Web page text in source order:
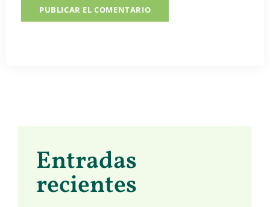
Entradas
recientes